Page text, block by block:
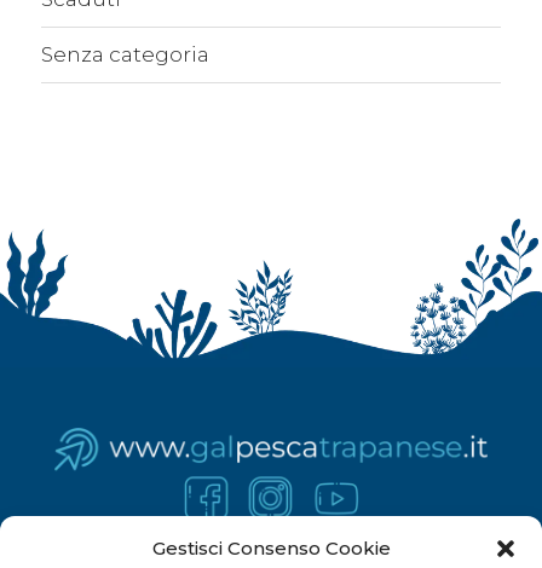
Gestisci Consenso Cookie
Senza categoria